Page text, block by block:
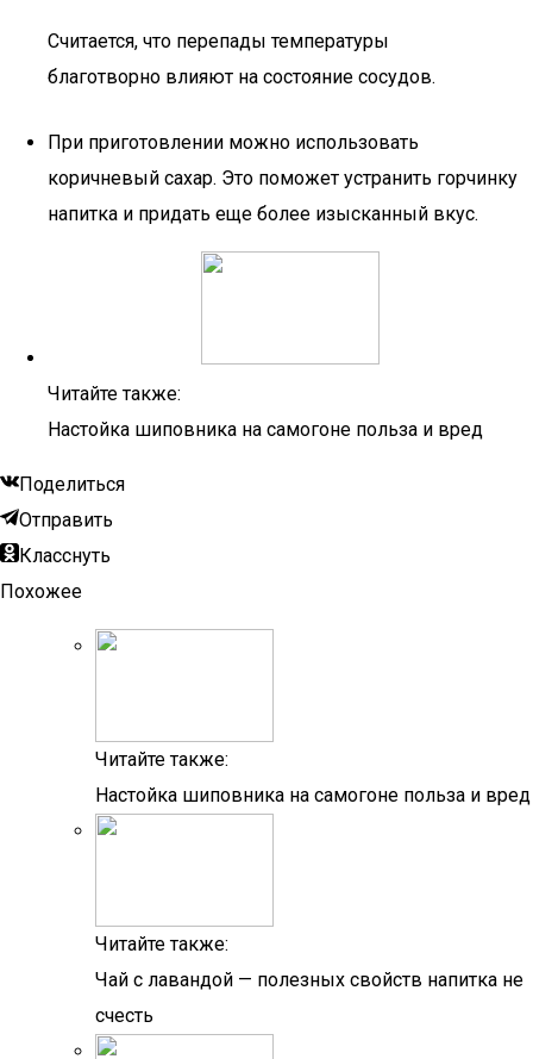
Считается, что перепады температуры
благотворно влияют на состояние сосудов.
При приготовлении можно использовать
коричневый сахар. Это поможет устранить горчинку
напитка и придать еще более изысканный вкус.
Читайте также:
Настойка шиповника на самогоне польза и вред
Поделиться
Отправить
Класснуть
Похожее
Читайте также:
Настойка шиповника на самогоне польза и вред
Читайте также:
Чай с лавандой — полезных свойств напитка не
счесть